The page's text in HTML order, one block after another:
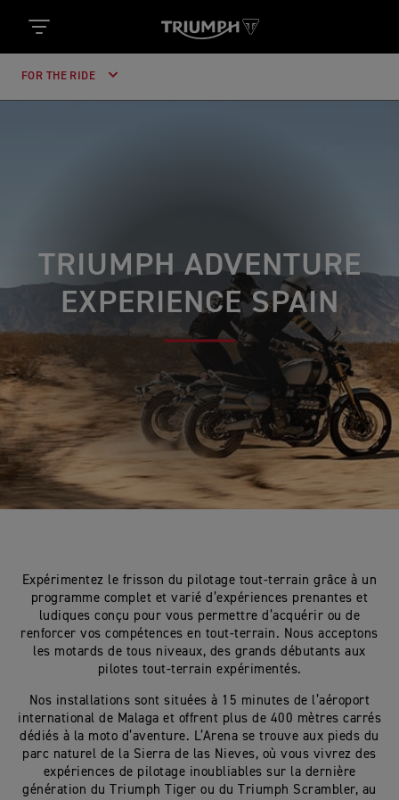
FOR THE RIDE
TRIUMPH ADVENTURE
EXPERIENCE SPAIN
Expérimentez le frisson du pilotage tout-terrain grâce à un
programme complet et varié d’expériences prenantes et
ludiques conçu pour vous permettre d’acquérir ou de
renforcer vos compétences en tout-terrain. Nous acceptons
les motards de tous niveaux, des grands débutants aux
pilotes tout-terrain expérimentés.
Nos installations sont situées à 15 minutes de l’aéroport
international de Malaga et offrent plus de 400 mètres carrés
dédiés à la moto d’aventure. L’Arena se trouve aux pieds du
parc naturel de la Sierra de las Nieves, où vous vivrez des
expériences de pilotage inoubliables sur la dernière
génération du Triumph Tiger ou du Triumph Scrambler, au